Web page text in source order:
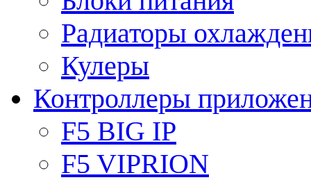
Радиаторы
Кулеры
Контроллеры
F5 BIG IP
F5 VIPRION